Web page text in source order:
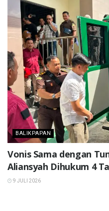
BALIKPAPAN
Vonis Sama dengan
Aliansyah Dihukum 4
9 JULI 2026